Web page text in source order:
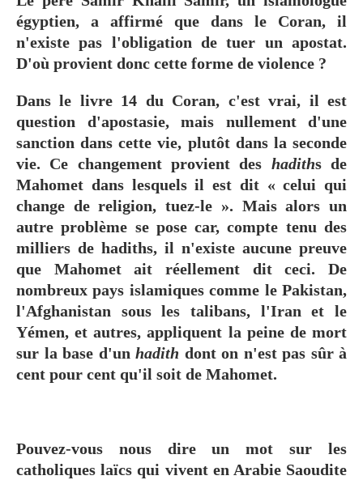
égyptien, a affirmé que dans le Coran, il
n'existe pas l'obligation de tuer un apostat.
D'où provient donc cette forme de violence ?
Dans le livre 14 du Coran, c'est vrai, il est
question d'apostasie, mais nullement d'une
sanction dans cette vie, plutôt dans la seconde
vie. Ce changement provient des hadiths de
Mahomet dans lesquels il est dit « celui qui
change de religion, tuez-le ». Mais alors un
autre problème se pose car, compte tenu des
milliers de hadiths, il n'existe aucune preuve
que Mahomet ait réellement dit ceci. De
nombreux pays islamiques comme le Pakistan,
l'Afghanistan sous les talibans, l'Iran et le
Yémen, et autres, appliquent la peine de mort
sur la base d'un hadith dont on n'est pas sûr à
cent pour cent qu'il soit de Mahomet.
Pouvez-vous nous dire un mot sur les
catholiques laïcs qui vivent en Arabie Saoudite